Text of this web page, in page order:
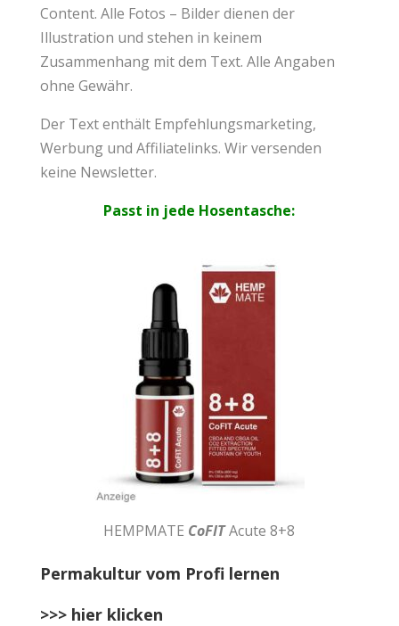
Content. Alle Fotos – Bilder dienen der
Illustration und stehen in keinem
Zusammenhang mit dem Text. Alle Angaben
ohne Gewähr.
Der Text enthält Empfehlungsmarketing,
Werbung und Affiliatelinks. Wir versenden
keine Newsletter.
Passt in jede Hosentasche:
HEMPMATE CoFITAcute 8+8
Permakultur vom Profi lernen
>>> hier klicken